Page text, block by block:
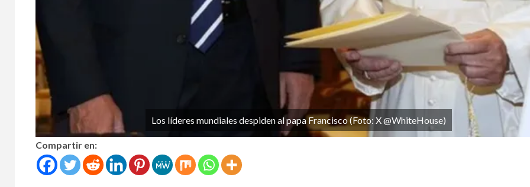
Los líderes mundiales despiden al papa Francisco (Foto: X @WhiteHouse)
Compartir en: